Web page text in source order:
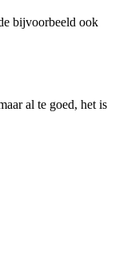
bijvoorbeeld ook
al te goed, het is